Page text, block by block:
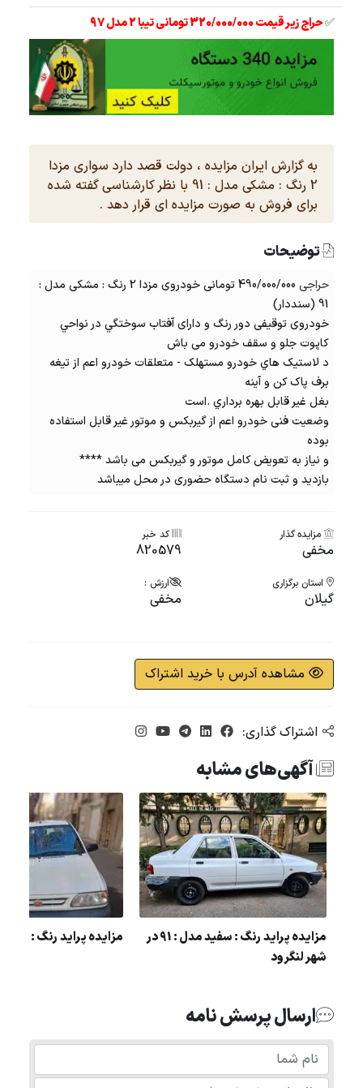
✅حراج زیر قیمت 320/000/000 تومانی تیبا 2 مدل 97
به گزارش ایران مزایده ، دولت قصد دارد سواری مزدا
2 رنگ : مشکی مدل : 91 با نظر کارشناسی گفته شده
برای فروش به صورت مزایده ای قرار دهد .
توضیحات
حراجی
490/000/000 تومانی خودروی مزدا 2 رنگ : مشکی مدل :
91 (سنددار)
خودروی توقیفی دور رنگ و دارای آفتاب سوختگي در نواحي
کاپوت جلو و سقف خودرو می باش
د لاستيک هاي خودرو مستهلک - متعلقات خودرو اعم از تیغه
برف پاک کن و آینه
بغل غیر قابل بهره برداري .است
وضعیت فنی خودرو اعم از گیربکس و موتور غیر قابل استفاده
بوده
و نیاز به تعویض کامل موتور و گیربکس می باشد ****
بازدید و ثبت نام دستگاه حضوری در محل میباشد
مزایده گذار
مخفی
کد خبر
820579
استان برگزاری
گیلان
ارزش :
مخفی
مشاهده آدرس با خرید اشتراک
اشتراک گذاری:
آگهی‌های مشابه
مزایده پراید رنگ : نقره
مزایده پراید رنگ : سفید مدل : 91 در
شهر لنگرود
ارسال پرسش نامه